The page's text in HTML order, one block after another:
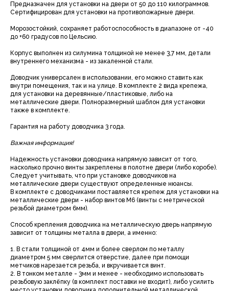
Предназначен для установки на двери от 50 до 110 килограммов.
Сертифицирован для установки на противопожарные двери.
Морозостойкий, сохраняет работоспособность в диапазоне от -40
до +60 градусов по Цельсию.
Корпус выполнен из силумина толщиной не менее 3,7 мм, детали
внутреннего механизма - из закаленной стали.
Доводчик универсален в использовании, его можно ставить как
внутри помещения, так и на улице. В комплекте 2 вида крепежа,
для установки на деревянные/пластиковые, либо на
металлические двери. Полноразмерный шаблон для установки
также в комплекте.
Гарантия на работу доводчика 3 года.
Важная информация!
Надежность установки доводчика напрямую зависит от того,
насколько прочно винты закреплены в полотне двери (либо коробе).
Следует учитывать, что при установке доводчиков на
металлические двери существуют определенные нюансы.
В комплекте с доводчиками поставляется крепеж для установки на
металлические двери - набор винтов М6 (винты с метрической
резьбой диаметром 6мм).
Способ крепления доводчика на металлическую дверь напрямую
зависит от толщины металла в двери, а именно:
1. В стали толщиной от 4мм и более сверлом по металлу
диаметром 5 мм сверлится отверстие, далее при помощи
метчиков нарезается резьба, и вкручивается винт.
2. В тонком металле - 3мм и менее - необходимо использовать
резьбовую заклёпку (в комплект поставки не входит), либо усилить